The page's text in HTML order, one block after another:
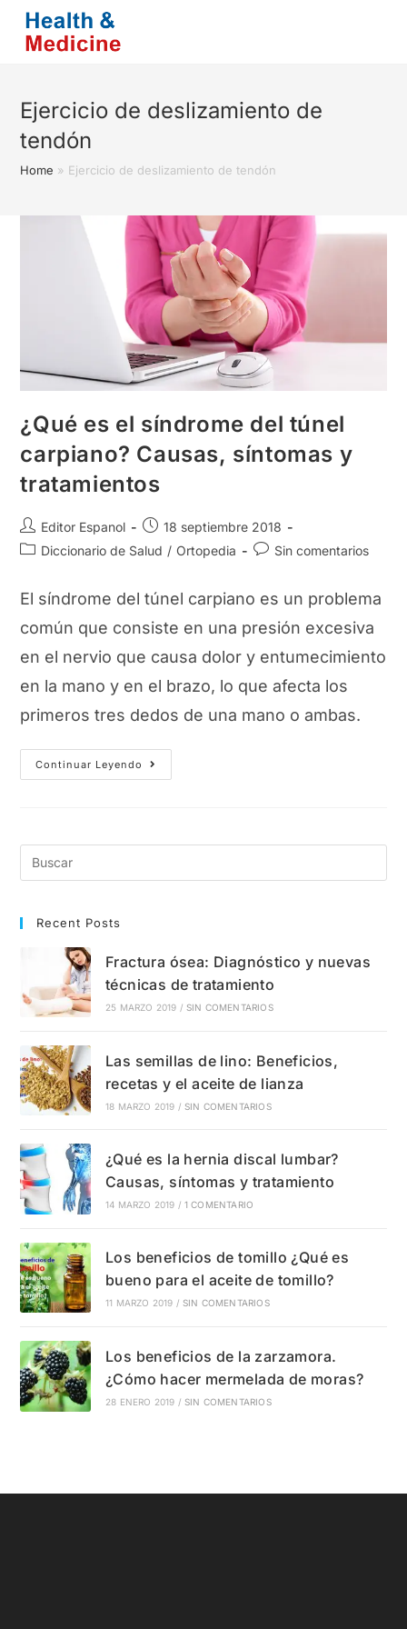
Saltar
contenido
Ejercicio de deslizamiento de
tendón
Home » Ejercicio de deslizamiento de tendón
¿Qué es el síndrome del túnel
carpiano? Causas, síntomas y
tratamientos
Autor
de
Editor Espanol
Publicación
de
18 septiembre 2018
Categoría
entrada:
Diccionario de Salud / Ortopedia
Comentarios
entrada:
Sin comentarios
El síndrome del túnel carpiano es un problema
común que consiste en una presión excesiva
en el nervio que causa dolor y entumecimiento
en la mano y en el brazo, lo que afecta los
primeros tres dedos de una mano o ambas.
Continuar Leyendo
¿Qué
Es
Y
Recent Posts
Fractura ósea: Diagnóstico y nuevas
técnicas de tratamiento
25 MARZO 2019 / SIN COMENTARIOS
Las semillas de lino: Beneficios,
recetas y el aceite de lianza
18 MARZO 2019 / SIN COMENTARIOS
¿Qué es la hernia discal lumbar?
Causas, síntomas y tratamiento
14 MARZO 2019 / 1 COMENTARIO
Los beneficios de tomillo ¿Qué es
bueno para el aceite de tomillo?
11 MARZO 2019 / SIN COMENTARIOS
Los beneficios de la zarzamora.
¿Cómo hacer mermelada de moras?
28 ENERO 2019 / SIN COMENTARIOS